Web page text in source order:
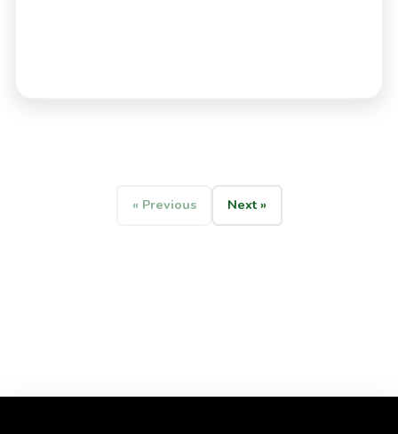
« Previous Next »